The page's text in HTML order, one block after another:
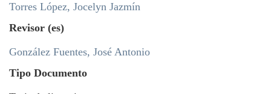
Torres López, Jocelyn Jazmín
Revisor (es)
González Fuentes, José Antonio
Tipo Documento